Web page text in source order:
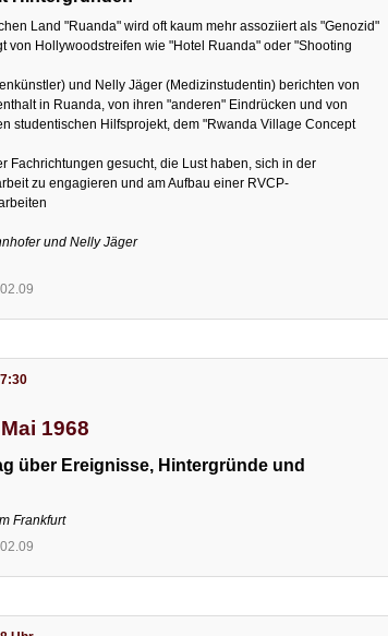
Land "Ruanda" wird oft kaum mehr assoziiert als "Genozid"
von Hollywoodstreifen wie "Hotel Ruanda" oder "Shooting
und Nelly Jäger (Medizinstudentin) berichten von
in Ruanda, von ihren "anderen" Eindrücken und von
studentischen Hilfsprojekt, dem "Rwanda Village Concept
Fachrichtungen gesucht, die Lust haben, sich in der
zu engagieren und am Aufbau einer RVCP-
und Nelly Jäger
1968
über Ereignisse, Hintergründe und
Frankfurt